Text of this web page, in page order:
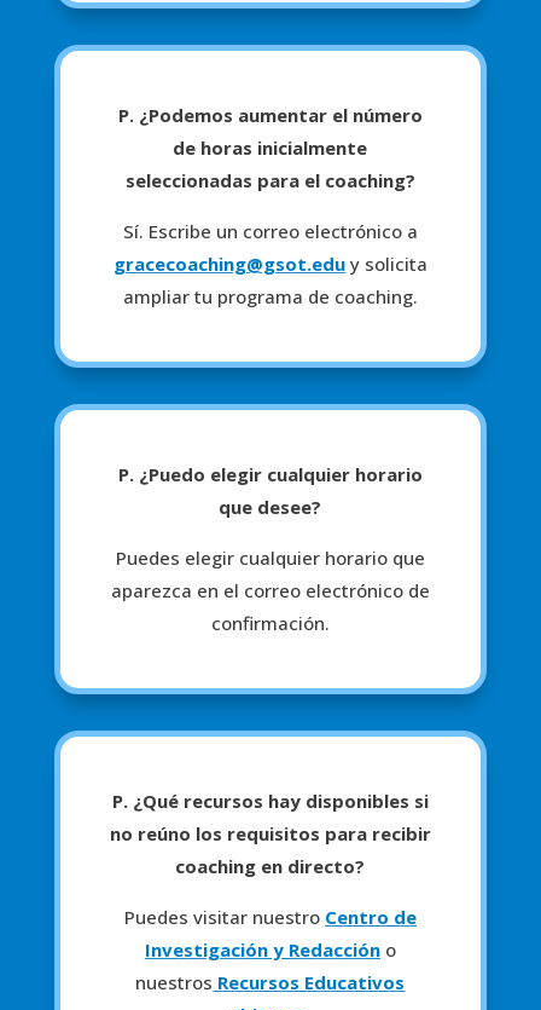
P. ¿Podemos aumentar el número
de horas inicialmente
seleccionadas para el coaching?
Sí. Escribe un correo electrónico a
gracecoaching@gsot.eduy solicita
ampliar tu programa de coaching.
P. ¿Puedo elegir cualquier horario
que desee?
Puedes elegir cualquier horario que
aparezca en el correo electrónico de
confirmación.
P. ¿Qué recursos hay disponibles si
no reúno los requisitos para recibir
coaching en directo?
Puedes visitar nuestro Centro de
Investigación y Redaccióno
nuestros Recursos Educativos